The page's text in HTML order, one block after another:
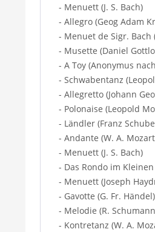
- Menuett (J. S. Bach)
- Allegro (Geog Adam
- Menuet de Sigr.
- Musette (Daniel
- A Toy (Anonymus
- Schwabentanz
- Allegretto (Johann
- Polonaise (Leopold
- Ländler (Franz
- Andante (W. A.
- Menuett (J. S. Bach)
- Das Rondo im
- Menuett (Joseph
- Gavotte (G. Fr. Händel)
- Melodie (R.
- Kontretanz (W. A.